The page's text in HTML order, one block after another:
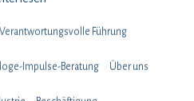
Verantwortungsvolle Führung
Impulse-Beratung Über uns